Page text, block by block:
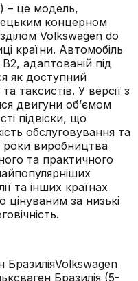
– це модель,
концерном
Volkswagen do
країни. Автомобіль
адаптованій під
як доступний
таксистів. У версії з
двигуни об’ємом
підвіски, що
обслуговування та
роки виробництва
та практичного
та інших країнах
за низькі
БразиліяVolkswagen
Бразилія (5-